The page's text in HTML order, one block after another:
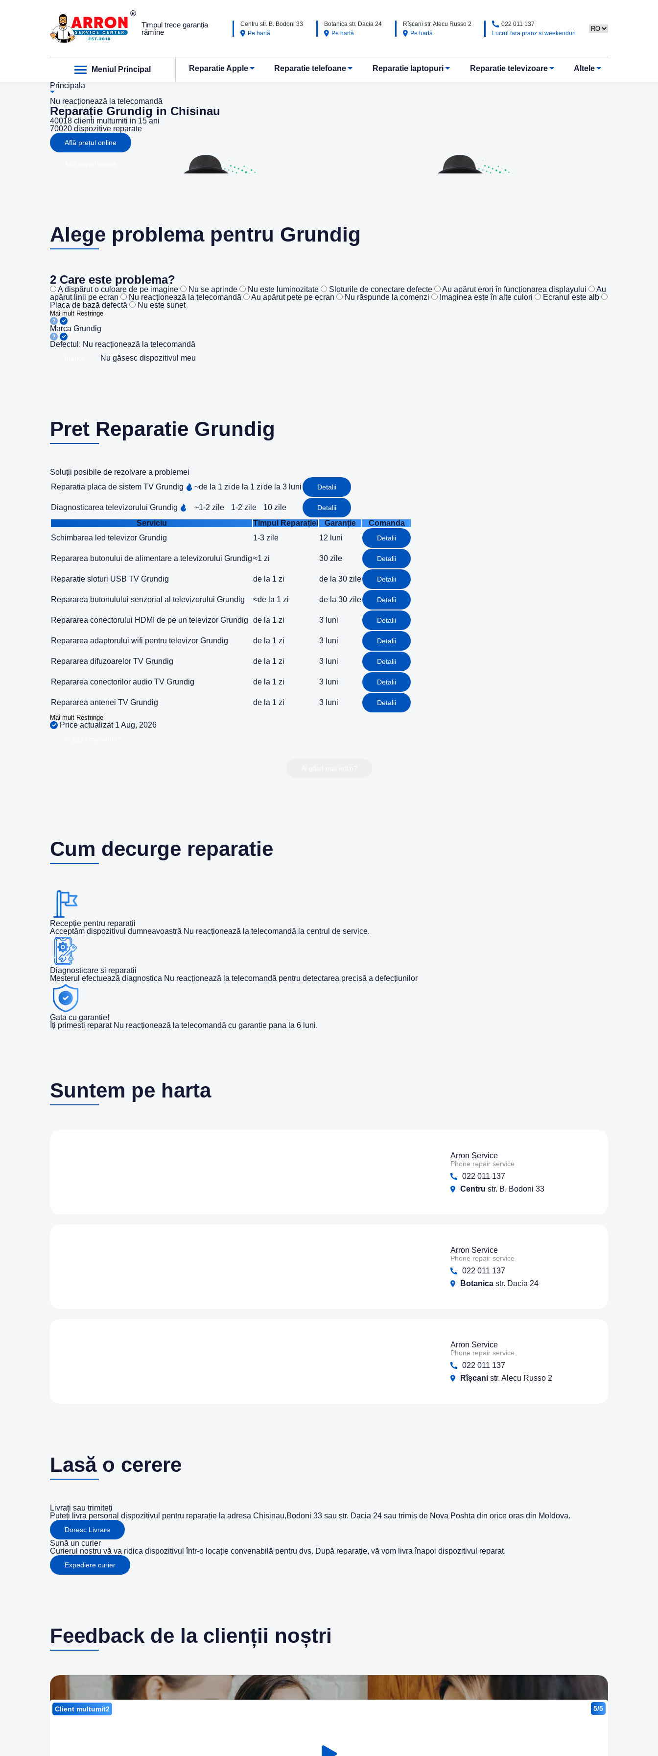
Timpul trece garanția
rămîne
Centru str. B. Bodoni 33
Pe hartă
Botanica str. Dacia 24
Pe hartă
Rîșcani str. Alecu Russo 2
Pe hartă
022 011 137
Lucrul fara pranz si weekenduri
Meniul Principal Reparatie Apple Reparatie telefoane Reparatie laptopuri Reparatie televizoare Altele
Principala
Nu reacționează la telecomandă
Reparație Grundig in Chisinau
40018 clienti multumiti in 15 ani
70020 dispozitive reparate
Află prețul online
Alege problema pentru Grundig
2 Care este problema?
A dispărut o culoare de pe imagine Nu se aprinde Nu este luminozitate Sloturile de conectare defecte Au apărut erori în funcționarea displayului
Au
apărut linii pe ecran
Nu reacționează la telecomandă Au apărut pete pe ecran Nu răspunde la comenzi Imaginea este în alte culori
Ecranul este alb
Placa de bază defectă
Nu este sunet
Mai mult Restringe
Marca Grundig
Defectul: Nu reacționează la telecomandă
Nu găsesc dispozitivul meu
Pret Reparatie Grundig
Soluții posibile de rezolvare a problemei
Reparatia placa de sistem TV Grundig
~de la 1 zide la 1 zide la 3 luni Detalii
Diagnosticarea televizorului Grundig ~1-2 zile 1-2 zile 10 zile Detalii
Serviciu Timpul Reparației Garanție
Comanda
Schimbarea led televizor Grundig
1-3 zile 12 luni Detalii
Repararea butonului de alimentare a televizorului Grundig≈1 zi 30 zile Detalii
Reparatie sloturi USB TV Grundig de la 1 zi de la 30 zile Detalii
Repararea butonulului senzorial al televizorului Grundig ≈de la 1 zi de la 30 zile Detalii
Repararea conectorului HDMI de pe un televizor Grundig de la 1 zi 3 luni Detalii
Repararea adaptorului wifi pentru televizor Grundig de la 1 zi 3 luni Detalii
Repararea difuzoarelor TV Grundig de la 1 zi 3 luni Detalii
Repararea conectorilor audio TV Grundig de la 1 zi 3 luni Detalii
Repararea antenei TV Grundig de la 1 zi 3 luni Detalii
Mai mult Restringe
Price actualizat 1 Aug, 2026
Cum decurge reparatie
Recepție pentru reparații
Acceptăm dispozitivul dumneavoastră Nu reacționează la telecomandă la centrul de service.
Diagnosticare si reparatii
Mesterul efectuează diagnostica Nu reacționează la telecomandă pentru detectarea precisă a defecțiunilor
Gata cu garantie!
Îți primesti reparat Nu reacționează la telecomandă cu garantie pana la 6 luni.
Suntem pe harta
Arron Service
Phone repair service
022 011 137
Centru str. B. Bodoni 33
Arron Service
Phone repair service
022 011 137
Botanica str. Dacia 24
Arron Service
Phone repair service
022 011 137
Rîșcani str. Alecu Russo 2
Lasă o cerere
Livrați sau trimiteți
Puteți livra personal dispozitivul pentru reparație la adresa Chisinau,Bodoni 33 sau str. Dacia 24 sau trimis de Nova Poshta din orice oras din Moldova.
Doresc Livrare
Sună un curier
Curierul nostru vă va ridica dispozitivul într-o locație convenabilă pentru dvs. După reparație, vă vom livra înapoi dispozitivul reparat.
Expediere curier
Feedback de la clienții noștri
Client multumit2 5/5